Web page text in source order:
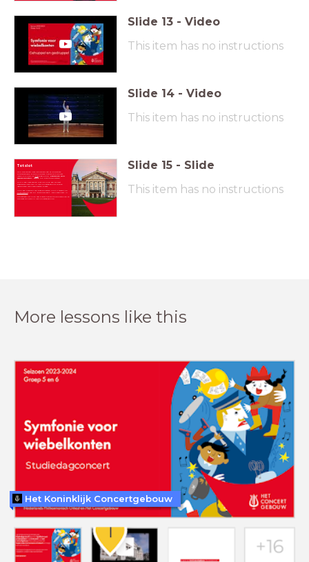
Slide 13 - Video
This item has no instructions
Slide 14 - Video
This item has no instructions
Tot slot
Ook benieuwd naar het andere lied en de andere
bodypercussie die de kinderen tijdens dit project
leren? Klik dan op dezepagina op '
Symfonie voor
wiebelkonten - les 4
' om alles te beluisteren.
Wilt u een keer samen met uw kind een concert
bezoeken? Dat kan! In Het Concertgebouw vinden
regelmatig familieconcerten plaats.
Voor een overzicht van deze concerten kunt u terecht op
onze website. Typ bij 'zoekopdracht' 'familieconcert' in.
We wensen uw kind veel plezier tijdens de voorstelling en
wie weet tot ziens in Het Concertgebouw!
Slide 15 - Slide
This item has no instructions
More lessons like this
Het Koninklijk Concertgebouw